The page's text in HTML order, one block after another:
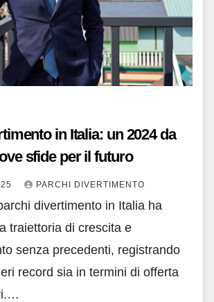
in Italia: un 2024 da
sfide per il futuro
PARCHI DIVERTIMENTO
divertimento in Italia ha
traiettoria di crescita e
senza precedenti, registrando
record sia in termini di offerta